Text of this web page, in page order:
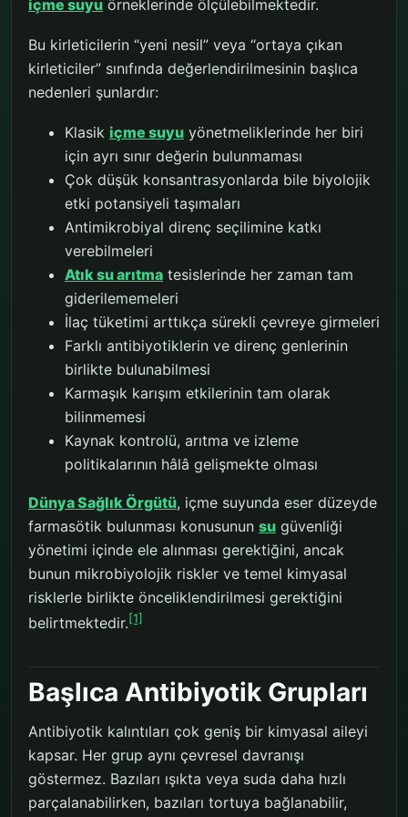
içme suyu örneklerinde ölçülebilmektedir.
Bu kirleticilerin “yeni nesil” veya “ortaya çıkan
kirleticiler” sınıfında değerlendirilmesinin başlıca
nedenleri şunlardır:
Klasik içme suyu yönetmeliklerinde her biri
için ayrı sınır değerin bulunmaması
Çok düşük konsantrasyonlarda bile biyolojik
etki potansiyeli taşımaları
Antimikrobiyal direnç seçilimine katkı
verebilmeleri
Atık su arıtma tesislerinde her zaman tam
giderilememeleri
İlaç tüketimi arttıkça sürekli çevreye girmeleri
Farklı antibiyotiklerin ve direnç genlerinin
birlikte bulunabilmesi
Karmaşık karışım etkilerinin tam olarak
bilinmemesi
Kaynak kontrolü, arıtma ve izleme
politikalarının hâlâ gelişmekte olması
Dünya Sağlık Örgütü, içme suyunda eser düzeyde
farmasötik bulunması konusunun su güvenliği
yönetimi içinde ele alınması gerektiğini, ancak
bunun mikrobiyolojik riskler ve temel kimyasal
risklerle birlikte önceliklendirilmesi gerektiğini
belirtmektedir.[1]
Başlıca Antibiyotik Grupları
Antibiyotik kalıntıları çok geniş bir kimyasal aileyi
kapsar. Her grup aynı çevresel davranışı
göstermez. Bazıları ışıkta veya suda daha hızlı
parçalanabilirken, bazıları tortuya bağlanabilir,